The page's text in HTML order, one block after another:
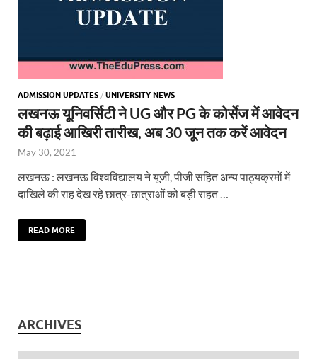
ADMISSION UPDATES / UNIVERSITY NEWS
लखनऊ यूनिवर्सिटी ने UG और PG के कोर्सेज में आवेदन
की बढ़ाई आखिरी तारीख, अब 30 जून तक करें आवेदन
May 30, 2021
लखनऊ : लखनऊ विश्वविद्यालय ने यूजी, पीजी सहित अन्य पाठ्यक्रमों में
दाखिले की राह देख रहे छात्र-छात्राओं को बड़ी राहत …
READ MORE
ARCHIVES